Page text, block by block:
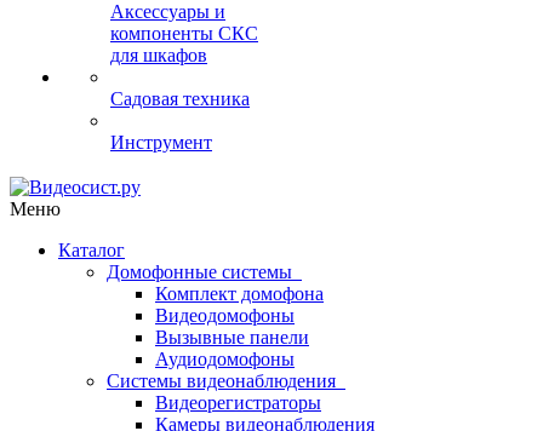
Аксессуары и
компоненты СКС
для шкафов
Садовая техника
Инструмент
Меню
Каталог
Домофонные системы
Комплект домофона
Видеодомофоны
Вызывные панели
Аудиодомофоны
Системы видеонаблюдения
Видеорегистраторы
Камеры видеонаблюдения